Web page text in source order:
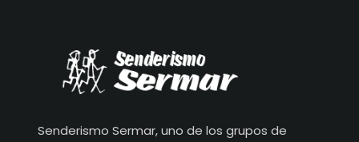
Senderismo Sermar, uno de los grupos de